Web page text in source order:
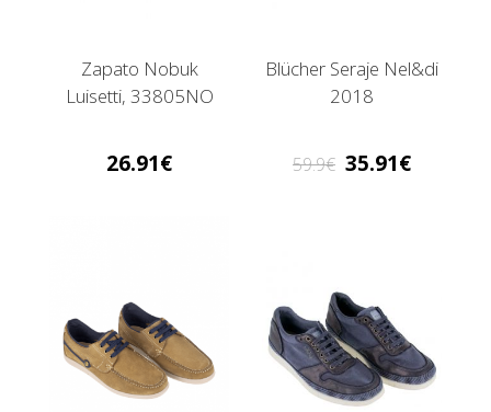
Zapato Nobuk
Luisetti, 33805NO
26.91
Blücher Seraje Nel&di
2018
59.9 35.91